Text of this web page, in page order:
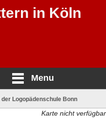
in Köln
Menu
der Logopädenschule Bonn
Karte nicht verfügbar